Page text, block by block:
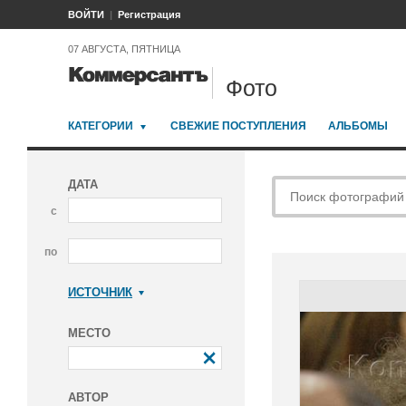
ВОЙТИ Регистрация
07 АВГУСТА, ПЯТНИЦА
Фото
КАТЕГОРИИ СВЕЖИЕ ПОСТУПЛЕНИЯ АЛЬБОМЫ
ДАТА
с
по
ИСТОЧНИК
МЕСТО
АВТОР